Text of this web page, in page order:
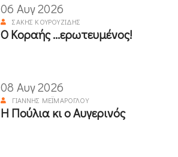
06 Αυγ 2026
ΣΆΚΗΣ ΚΟΥΡΟΥΖΊΔΗΣ
Ο Κοραής ...ερωτευμένος!
08 Αυγ 2026
ΓΙΆΝΝΗΣ ΜΕΪΜΆΡΟΓΛΟΥ
Η Πούλια κι ο Αυγερινός